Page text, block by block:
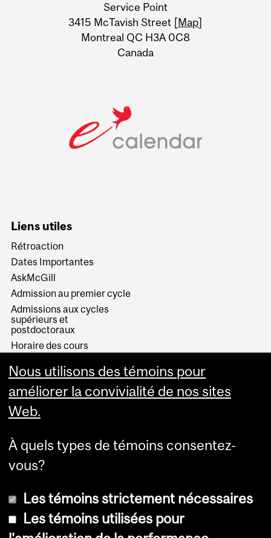
Information
Service Point
3415 McTavish Street [Map]
Montreal QC H3A 0C8
Canada
Liens utiles
Rétroaction
Dates Importantes
AskMcGill
Admission au premier cycle
Admissions aux cycles
supérieurs et
postdoctoraux
Horaire des cours
Services aux étudiants
Nous utilisons des témoins pour
améliorer la convivialité de nos sites
Web.
À quels types de témoins consentez-
vous?
Les témoins strictement nécessaires
Les témoins utilisées pour